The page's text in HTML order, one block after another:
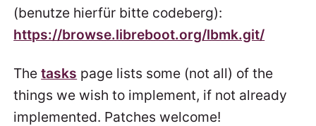
(benutze hierfür bitte codeberg):
https://browse.libreboot.org/lbmk.git/
Thetasks page lists some (not all) of the
things we wish to implement, if not already
implemented. Patches welcome!